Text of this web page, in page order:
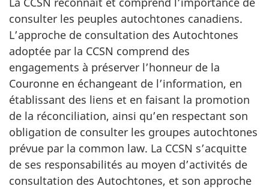
consulter les peuples autochtones canadiens.
L’approche de consultation des Autochtones
adoptée par la CCSN comprend des
engagements à préserver l’honneur de la
Couronne en échangeant de l’information, en
établissant des liens et en faisant la promotion
de la réconciliation, ainsi qu’en respectant son
obligation de consulter les groupes autochtones
prévue par la common law. La CCSN s’acquitte
de ses responsabilités au moyen d’activités de
consultation des Autochtones, et son approche